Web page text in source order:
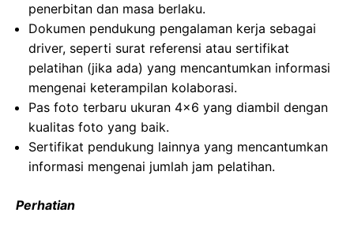
penerbitan dan masa berlaku.
Dokumen pendukung pengalaman kerja sebagai
driver, seperti surat referensi atau sertifikat
pelatihan (jika ada) yang mencantumkan informasi
mengenai keterampilan kolaborasi.
Pas foto terbaru ukuran 4×6 yang diambil dengan
kualitas foto yang baik.
Sertifikat pendukung lainnya yang mencantumkan
informasi mengenai jumlah jam pelatihan.
Perhatian